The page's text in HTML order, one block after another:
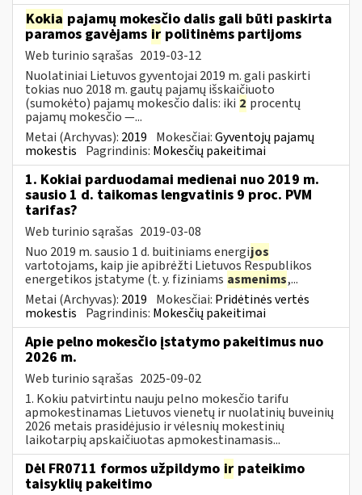
Kokia pajamų mokesčio dalis gali būti paskirta
paramos gavėjams ir politinėms partijoms
Web turinio sąrašas 2019-03-12
Nuolatiniai Lietuvos gyventojai 2019 m. gali paskirti
tokias nuo 2018 m. gautų pajamų išskaičiuoto
(sumokėto) pajamų mokesčio dalis: iki 2 procentų
pajamų mokesčio —...
Metai (Archyvas): 2019 Mokesčiai:Gyventojų pajamų
mokestis Pagrindinis: Mokesčių pakeitimai
1. Kokiai parduodamai medienai nuo 2019 m.
sausio 1 d. taikomas lengvatinis 9 proc. PVM
tarifas?
Web turinio sąrašas 2019-03-08
Nuo 2019 m. sausio 1 d. buitiniams energijos
vartotojams, kaip jie apibrėžti Lietuvos Respublikos
energetikos įstatyme (t. y. fiziniams asmenims,...
Metai (Archyvas): 2019 Mokesčiai: Pridėtinės vertės
mokestis Pagrindinis: Mokesčių pakeitimai
Apie pelno mokesčio įstatymo pakeitimus nuo
2026 m.
Web turinio sąrašas 2025-09-02
1. Kokiu patvirtintu nauju pelno mokesčio tarifu
apmokestinamas Lietuvos vienetų ir nuolatinių buveinių
2026 metais prasidėjusio ir vėlesnių mokestinių
laikotarpių apskaičiuotas apmokestinamasis...
Dėl FR0711 formos užpildymo ir pateikimo
taisyklių pakeitimo